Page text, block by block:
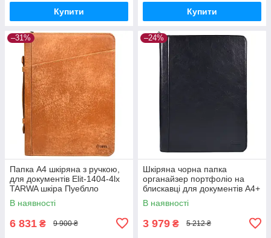
Купити Купити
–31%
Папка A4 шкіряна з ручкою,
для документів Elit-1404-4lx
TARWA шкіра Пуеблло
В наявності
6 831 ₴ 9 900 ₴
–24%
Шкіряна чорна папка
органайзер портфоліо на
блискавці для документів А4+
TARWA GA-1295-4lx
В наявності
3 979 ₴ 5 212 ₴